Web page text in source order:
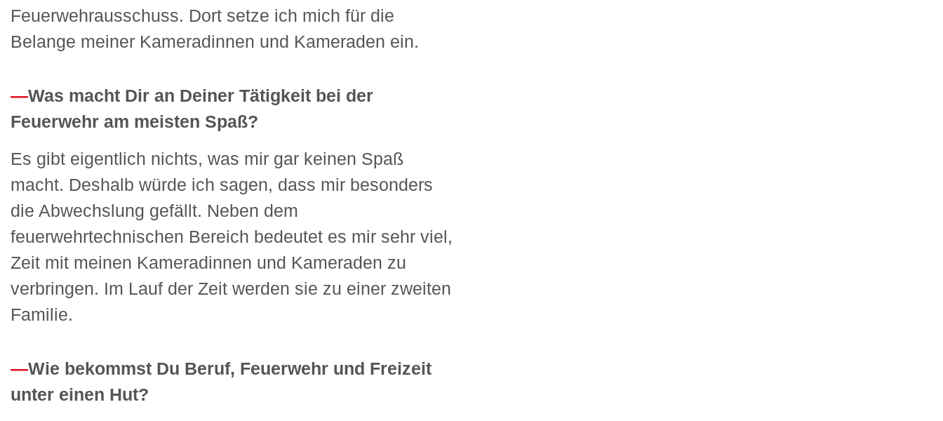
Feuerwehrausschuss. Dort setze ich mich für die
Belange meiner Kameradinnen und Kameraden ein.
Was macht Dir an Deiner Tätigkeit bei der
Feuerwehr am meisten Spaß?
Es gibt eigentlich nichts, was mir gar keinen Spaß
macht. Deshalb würde ich sagen, dass mir besonders
die Abwechslung gefällt. Neben dem
feuerwehrtechnischen Bereich bedeutet es mir sehr viel,
Zeit mit meinen Kameradinnen und Kameraden zu
verbringen. Im Lauf der Zeit werden sie zu einer zweiten
Familie.
Wie bekommst Du Beruf, Feuerwehr und Freizeit
unter einen Hut?